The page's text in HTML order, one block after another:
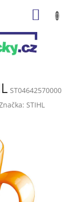
ST04642570000
STIHL